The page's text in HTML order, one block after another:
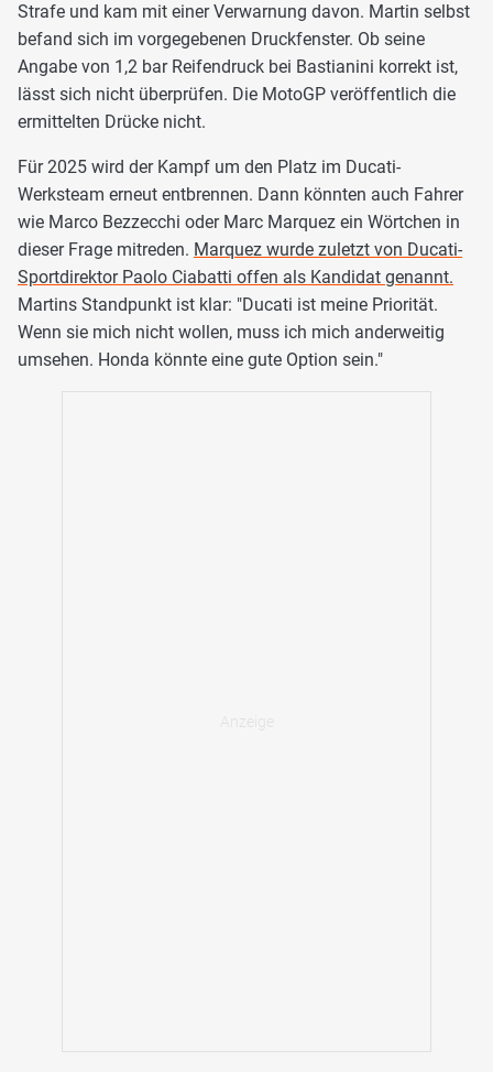
Strafe und kam mit einer Verwarnung davon. Martin selbst
befand sich im vorgegebenen Druckfenster. Ob seine
Angabe von 1,2 bar Reifendruck bei Bastianini korrekt ist,
lässt sich nicht überprüfen. Die MotoGP veröffentlich die
ermittelten Drücke nicht.
Für 2025 wird der Kampf um den Platz im Ducati-
Werksteam erneut entbrennen. Dann könnten auch Fahrer
wie Marco Bezzecchi oder Marc Marquez ein Wörtchen in
dieser Frage mitreden. Marquez wurde zuletzt von Ducati-
Sportdirektor Paolo Ciabatti offen als Kandidat genannt.
Martins Standpunkt ist klar: "Ducati ist meine Priorität.
Wenn sie mich nicht wollen, muss ich mich anderweitig
umsehen. Honda könnte eine gute Option sein."